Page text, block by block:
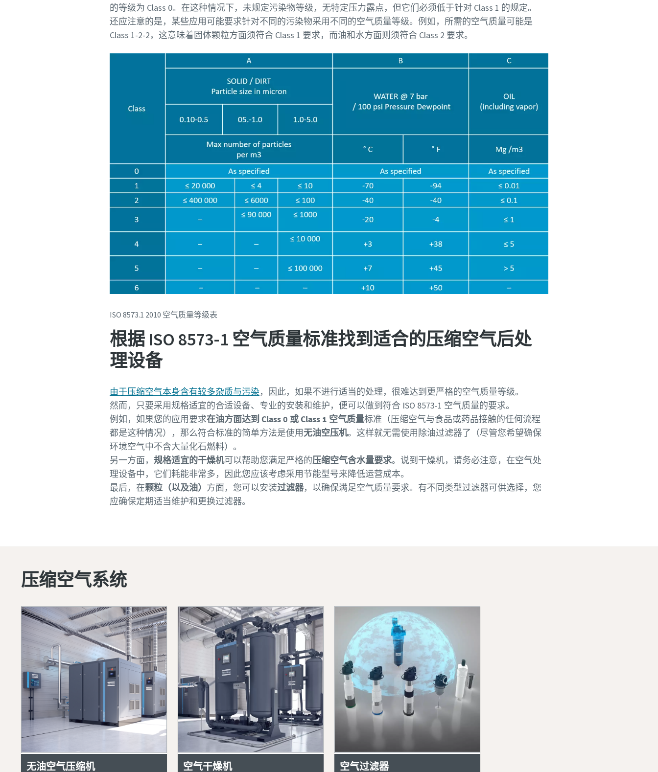
的等级为 Class 0。在这种情况下，未规定污染物等级，无特定压力露点，但它们必须低于针对 Class 1 的规定。
还应注意的是，某些应用可能要求针对不同的污染物采用不同的空气质量等级。例如，所需的空气质量可能是
Class 1-2-2，这意味着固体颗粒方面须符合 Class 1 要求，而油和水方面则须符合 Class 2 要求。
ISO 8573.1 2010 空气质量等级表
根据 ISO 8573-1 空气质量标准找到适合的压缩空气后处
理设备
由于压缩空气本身含有较多杂质与污染，因此，如果不进行适当的处理，很难达到更严格的空气质量等级。
然而，只要采用规格适宜的合适设备、专业的安装和维护，便可以做到符合 ISO 8573-1 空气质量的要求。
例如，如果您的应用要求在油方面达到 Class 0 或 Class 1 空气质量标准（压缩空气与食品或药品接触的任何流程
都是这种情况），那么符合标准的简单方法是使用无油空压机。这样就无需使用除油过滤器了（尽管您希望确保
环境空气中不含大量化石燃料）。
另一方面， 规格适宜的干燥机可以帮助您满足严格的压缩空气含水量要求。说到干燥机，请务必注意，在空气处
理设备中，它们耗能非常多，因此您应该考虑采用节能型号来降低运营成本。
最后，在颗粒（以及油） 方面，您可以安装过滤器，以确保满足空气质量要求。有不同类型过滤器可供选择，您
应确保定期适当维护和更换过滤器。
压缩空气系统
无油空气压缩机 空气干燥机 空气过滤器